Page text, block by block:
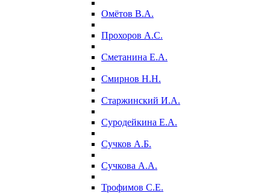
Омётов В.А.
Прохоров А.С.
Сметанина Е.А.
Смирнов Н.Н.
Старжинский И.А.
Суродейкина Е.А.
Сучков А.Б.
Сучкова А.А.
Трофимов С.Е.